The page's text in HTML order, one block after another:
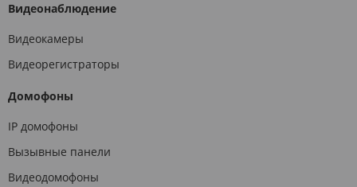
Видеонаблюдение
Видеокамеры
Видеорегистраторы
Домофоны
IP домофоны
Вызывные панели
Видеодомофоны